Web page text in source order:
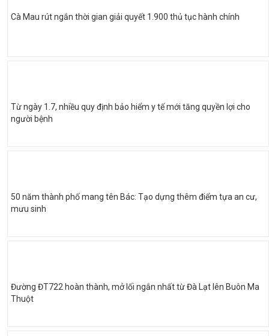
Cà Mau rút ngắn thời gian giải quyết 1.900 thủ tục hành chính
Từ ngày 1.7, nhiều quy định bảo hiểm y tế mới tăng quyền lợi cho
người bệnh
50 năm thành phố mang tên Bác: Tạo dựng thêm điểm tựa an cư,
mưu sinh
Đường ĐT722 hoàn thành, mở lối ngắn nhất từ Đà Lạt lên Buôn Ma
Thuột